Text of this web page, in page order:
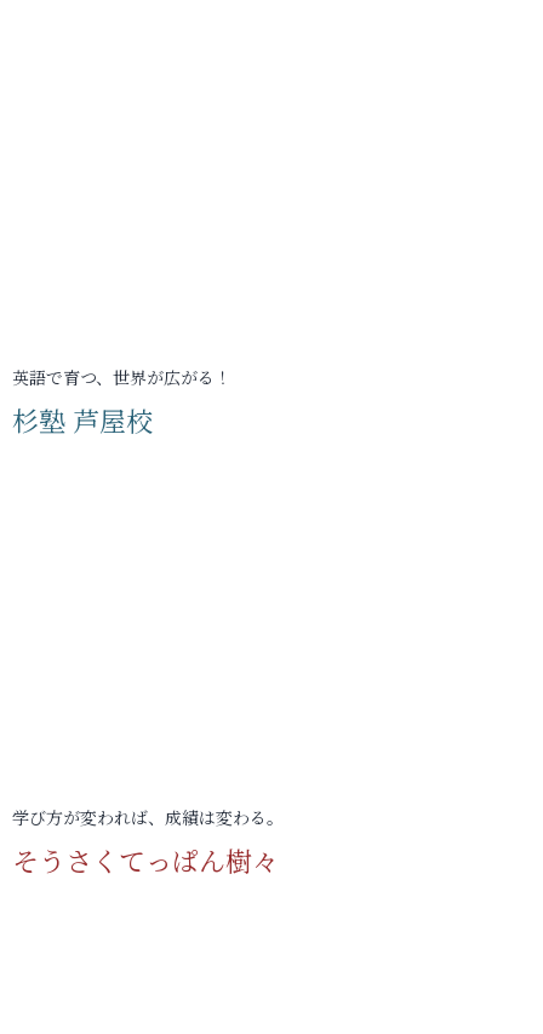
英語で育つ、世界が広がる！
杉塾 芦屋校
学び方が変われば、成績は変わる。
そうさくてっぱん樹々